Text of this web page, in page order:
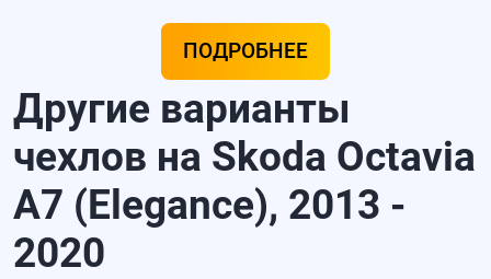
ПОДРОБНЕЕ
Другие варианты
чехлов на Skoda Octavia
A7 (Elegance), 2013 -
2020